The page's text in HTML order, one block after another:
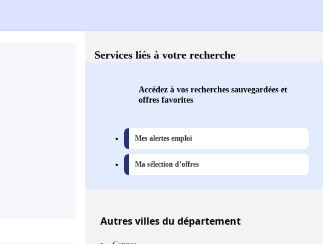
Services liés à votre recherche
Accédez à vos recherches sauvegardées et
offres favorites
Mes alertes emploi
Ma sélection d’offres
Autresvillesdu département